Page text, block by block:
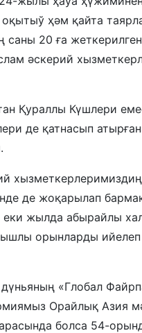
ҳәм қайта
20 ға
әскерий
Қураллы Күшлери
де қатнасып
де жоқарылап
жылда абырайлы
орынларды
«Глобал
Орайлық Азия
болса 54-